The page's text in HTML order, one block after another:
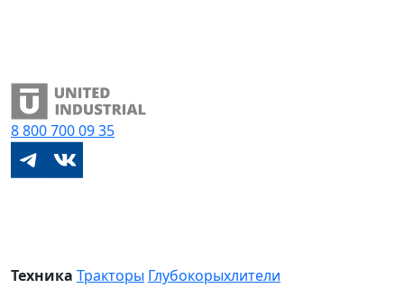
8 800700 09 35
Техника Тракторы Глубокорыхлители